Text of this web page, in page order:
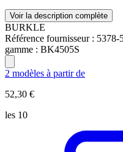
Voir la description complète
BURKLE
Référence fournisseur : 5378-
gamme : BK4505S
2 modèles à partir de
52,30 €
les 10